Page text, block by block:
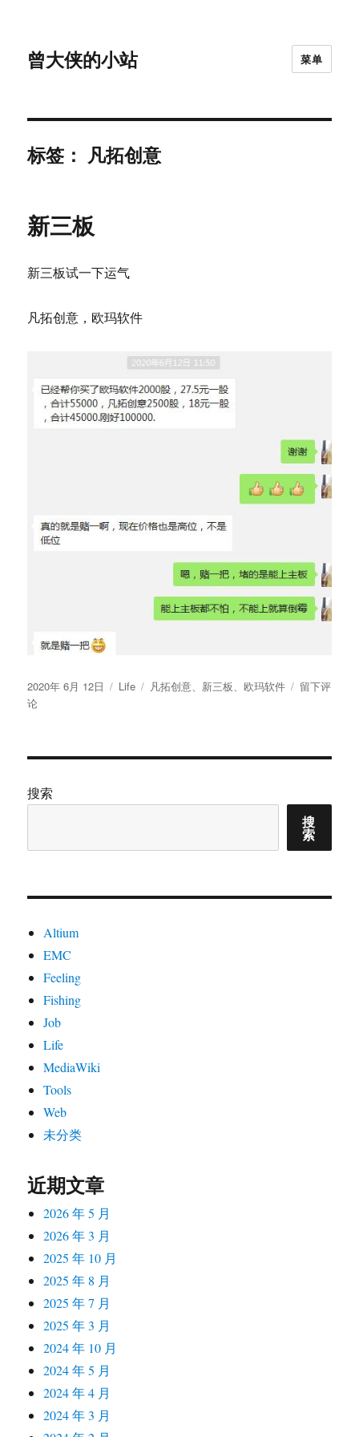
曾大侠的小站 菜单
标签： 凡拓创意
新三板
新三板试一下运气
凡拓创意，欧玛软件
发
布
2020年 6月 12日
分
Life
标
凡拓创意、 新三板、欧玛软件
于
留下评
论
搜索
搜
索
Altium
EMC
Feeling
Fishing
Job
Life
MediaWiki
Tools
Web
未分类
近期文章
2026 年 5 月
2026 年 3 月
2025 年 10 月
2025 年 8 月
2025 年 7 月
2025 年 3 月
2024 年 10 月
2024 年 5 月
2024 年 4 月
2024 年 3 月